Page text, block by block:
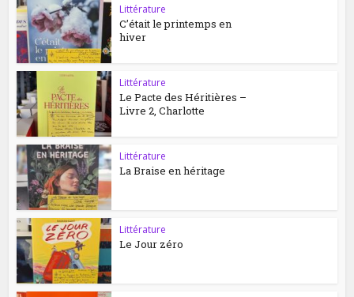
Littérature
C’était le printemps en
hiver
Littérature
Le Pacte des Héritières –
Livre 2, Charlotte
Littérature
La Braise en héritage
Littérature
Le Jour zéro